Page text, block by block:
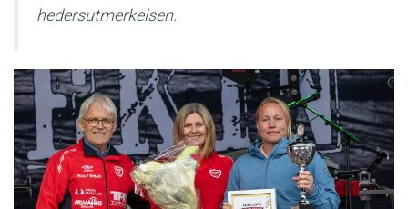
hedersutmerkelsen.